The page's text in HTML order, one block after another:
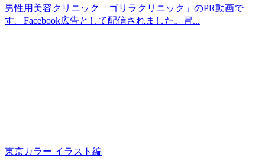
男性用美容クリニック「ゴリラクリニック」のPR動画で
す。Facebook広告として配信されました。冒...
東京カラー イラスト編